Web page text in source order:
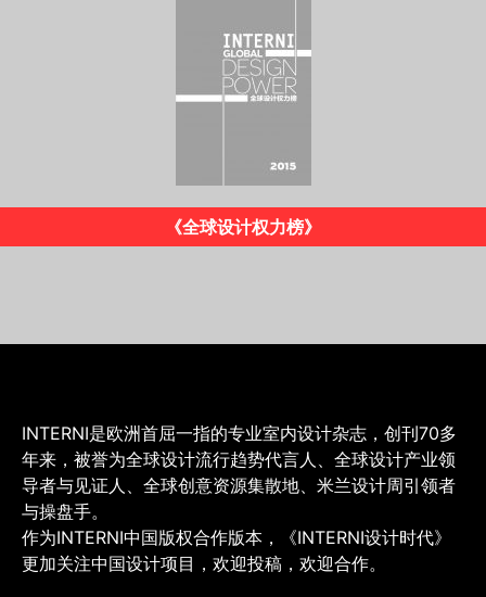
《INTERNI》意大利版
INTERNI是欧洲首屈一指的专业室内设计杂志，创刊70多
年来，被誉为全球设计流行趋势代言人、全球设计产业领
导者与见证人、全球创意资源集散地、米兰设计周引领者
与操盘手。
作为INTERNI中国版权合作版本，《INTERNI设计时代》
更加关注中国设计项目，欢迎投稿，欢迎合作。